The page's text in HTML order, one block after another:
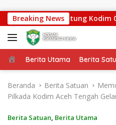
Breaking News
Jembatan Gantung Kodim
Beranda
Berita Utama Berita
Beranda Berita Satuan
Pilkada Kodim Aceh Tengah
Berita Satuan, Berita Utama